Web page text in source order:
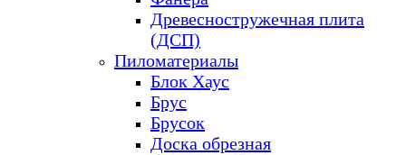
Древесностружечная плита
(ДСП)
Пиломатериалы
Блок Хаус
Брус
Брусок
Доска обрезная